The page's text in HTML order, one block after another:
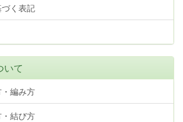
く表記
いて
編み方
結び方